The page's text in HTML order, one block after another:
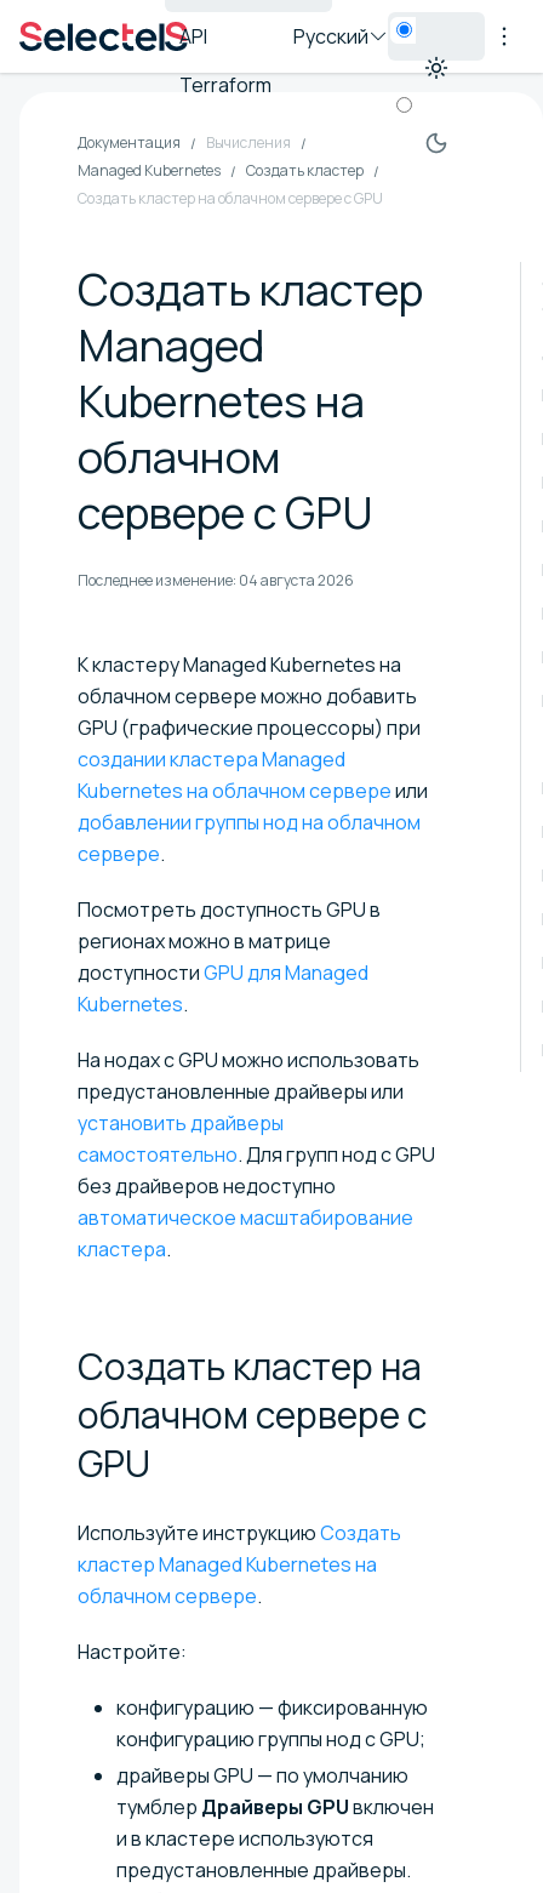
API
Terraform
Русский
Документация
Вычисления
Managed Kubernetes
Создать кластер
Создать кластер на облачном сервере с GPU
Создать кластер
Managed
Kubernetes на
облачном
сервере с GPU
Последнее изменение: 04 августа 2026
К кластеру Managed Kubernetes на
облачном сервере можно добавить
GPU (графические процессоры) при
создании кластера Managed
Kubernetes на облачном сервереили
добавлении группы нод на облачном
сервере.
Посмотреть доступность GPU в
регионах можно в матрице
доступностиGPU для Managed
Kubernetes.
На нодах с GPU можно использовать
предустановленные драйверы или
установить драйверы
самостоятельно. Для групп нод с GPU
без драйверов недоступно
автоматическое масштабирование
кластера.
Создать кластер на
облачном сервере с
GPU
Используйте инструкциюСоздать
кластер Managed Kubernetes на
облачном сервере.
Настройте:
конфигурацию — фиксированную
конфигурацию группы нод с GPU;
драйверы GPU — по умолчанию
тумблер Драйверы GPUвключен
и в кластере используются
предустановленные драйверы.